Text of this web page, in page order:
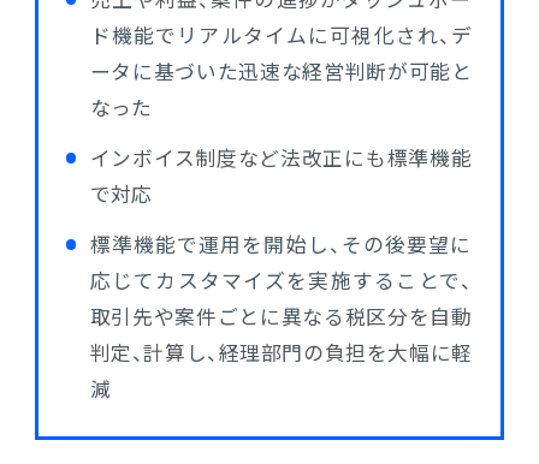
ド機能でリアルタイムに可視化され、デ
ータに基づいた迅速な経営判断が可能と
なった
インボイス制度など法改正にも標準機能
で対応
標準機能で運用を開始し、その後要望に
応じてカスタマイズを実施することで、
取引先や案件ごとに異なる税区分を自動
判定、計算し、経理部門の負担を大幅に軽
減